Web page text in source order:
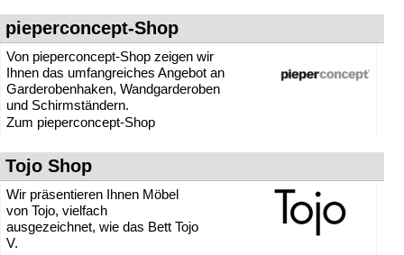
» Lattenroste
» Liegen / Polsterliegen
» Matratzen
» Objektmöbel
»Ohrensessel
» Polsterstühle
» Prospekthalter
» Regale
» Ruhesessel
» Schlafsofas
» Schränke
» Schreibtische
» Schuhschränke
» Sekretäre
pieperconcept-Shop
Von pieperconcept-Shop zeigen wir
Ihnen das umfangreiches Angebot an
Garderobenhaken, Wandgarderoben
und Schirmständern.
Zum pieperconcept-Shop
Tojo Shop
Wir präsentieren Ihnen Möbel
von Tojo, vielfach
ausgezeichnet, wie das Bett Tojo
V.